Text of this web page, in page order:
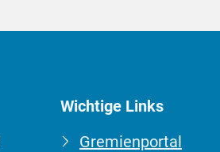
Wichtige Links
Gremienportal